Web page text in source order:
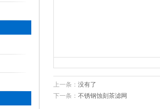
上一条： 没有了
下一条： 不锈钢蚀刻茶滤网